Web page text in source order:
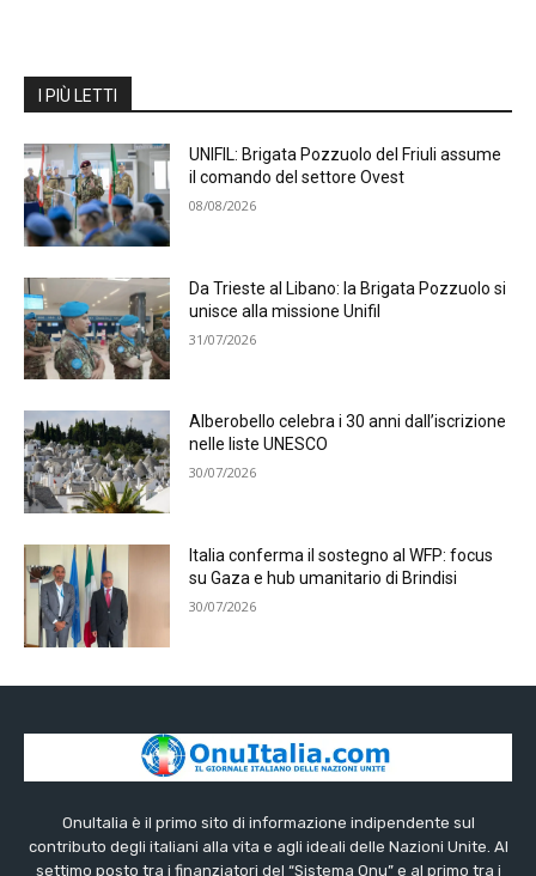
I PIÙ LETTI
UNIFIL: Brigata Pozzuolo del Friuli assume
il comando del settore Ovest
08/08/2026
Da Trieste al Libano: la Brigata Pozzuolo si
unisce alla missione Unifil
31/07/2026
Alberobello celebra i 30 anni dall’iscrizione
nelle liste UNESCO
30/07/2026
Italia conferma il sostegno al WFP: focus
su Gaza e hub umanitario di Brindisi
30/07/2026
OnuItalia è il primo sito di informazione indipendente sul
contributo degli italiani alla vita e agli ideali delle Nazioni Unite. Al
settimo posto tra i finanziatori del “Sistema Onu” e al primo tra i